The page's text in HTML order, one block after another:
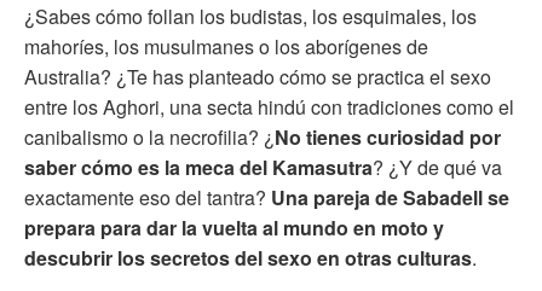
¿Sabes cómo follan los budistas, los esquimales, los
mahoríes, los musulmanes o los aborígenes de
Australia? ¿Te has planteado cómo se practica el sexo
entre los Aghori, una secta hindú con tradiciones como el
canibalismo o la necrofilia? ¿No tienes curiosidad por
saber cómo es la meca del Kamasutra? ¿Y de qué va
exactamente eso del tantra? Una pareja de Sabadell se
prepara para dar la vuelta al mundo en moto y
descubrir los secretos del sexo en otras culturas.